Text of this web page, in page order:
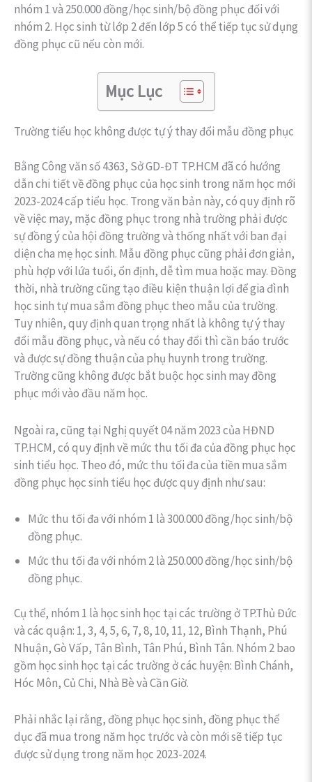
nhóm 1 và 250.000 đồng/học sinh/bộ đồng phục đối với
nhóm 2. Học sinh từ lớp 2 đến lớp 5 có thể tiếp tục sử dụng
đồng phục cũ nếu còn mới.
Mục Lục
Trường tiểu học không được tự ý thay đổi mẫu đồng phục
Bằng Công văn số 4363, Sở GD-ĐT TP.HCM đã có hướng
dẫn chi tiết về đồng phục của học sinh trong năm học mới
2023-2024 cấp tiểu học. Trong văn bản này, có quy định rõ
về việc may, mặc đồng phục trong nhà trường phải được
sự đồng ý của hội đồng trường và thống nhất với ban đại
diện cha mẹ học sinh. Mẫu đồng phục cũng phải đơn giản,
phù hợp với lứa tuổi, ổn định, dễ tìm mua hoặc may. Đồng
thời, nhà trường cũng tạo điều kiện thuận lợi để gia đình
học sinh tự mua sắm đồng phục theo mẫu của trường.
Tuy nhiên, quy định quan trọng nhất là không tự ý thay
đổi mẫu đồng phục, và nếu có thay đổi thì cần báo trước
và được sự đồng thuận của phụ huynh trong trường.
Trường cũng không được bắt buộc học sinh may đồng
phục mới vào đầu năm học.
Ngoài ra, cũng tại Nghị quyết 04 năm 2023 của HĐND
TP.HCM, có quy định về mức thu tối đa của đồng phục học
sinh tiểu học. Theo đó, mức thu tối đa của tiền mua sắm
đồng phục học sinh tiểu học được quy định như sau:
Mức thu tối đa với nhóm 1 là 300.000 đồng/học sinh/bộ
đồng phục.
Mức thu tối đa với nhóm 2 là 250.000 đồng/học sinh/bộ
đồng phục.
Cụ thể, nhóm 1 là học sinh học tại các trường ở TP.Thủ Đức
và các quận: 1, 3, 4, 5, 6, 7, 8, 10, 11, 12, Bình Thạnh, Phú
Nhuận, Gò Vấp, Tân Bình, Tân Phú, Bình Tân. Nhóm 2 bao
gồm học sinh học tại các trường ở các huyện: Bình Chánh,
Hóc Môn, Củ Chi, Nhà Bè và Cần Giờ.
Phải nhắc lại rằng, đồng phục học sinh, đồng phục thể
dục đã mua trong năm học trước và còn mới sẽ tiếp tục
được sử dụng trong năm học 2023-2024.